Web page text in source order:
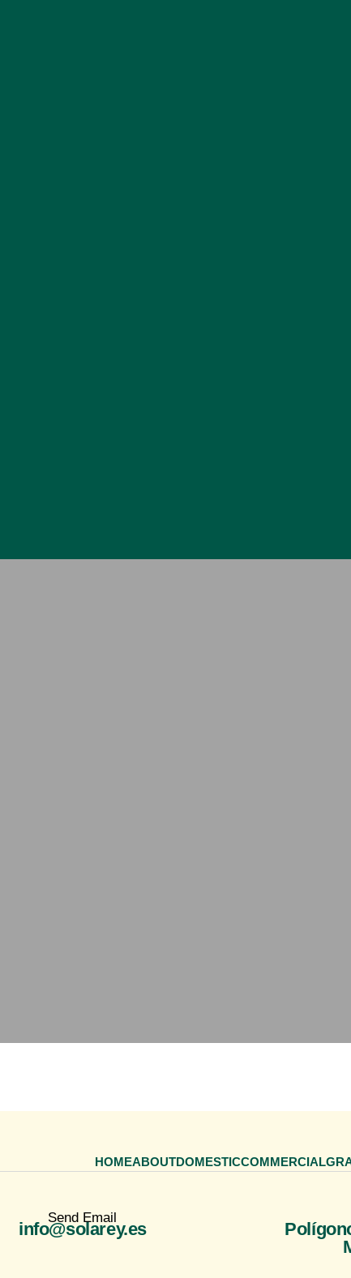
HOMEABOUTDOMESTICCOMMERCIAL
Send Email
info@solarey.es